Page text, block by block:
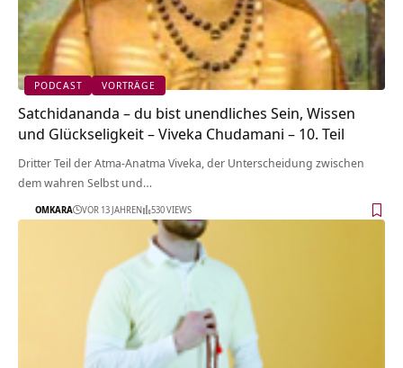
PODCAST VORTRÄGE
Satchidananda – du bist unendliches Sein, Wissen
und Glückseligkeit – Viveka Chudamani – 10. Teil
Dritter Teil der Atma-Anatma Viveka, der Unterscheidung zwischen
dem wahren Selbst und…
OMKARA VOR 13 JAHREN 530 VIEWS